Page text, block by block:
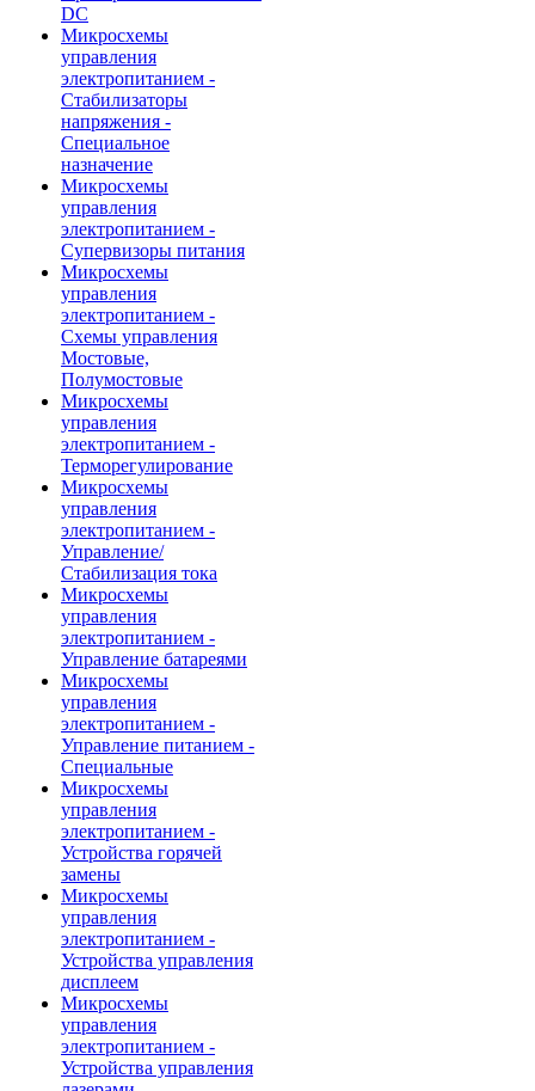
DC
Микросхемы
управления
электропитанием -
Стабилизаторы
напряжения -
Специальное
назначение
Микросхемы
управления
электропитанием -
Супервизоры питания
Микросхемы
управления
электропитанием -
Схемы управления
Мостовые,
Полумостовые
Микросхемы
управления
электропитанием -
Терморегулирование
Микросхемы
управления
электропитанием -
Управление/
Стабилизация тока
Микросхемы
управления
электропитанием -
Управление батареями
Микросхемы
управления
электропитанием -
Управление питанием -
Специальные
Микросхемы
управления
электропитанием -
Устройства горячей
замены
Микросхемы
управления
электропитанием -
Устройства управления
дисплеем
Микросхемы
управления
электропитанием -
Устройства управления